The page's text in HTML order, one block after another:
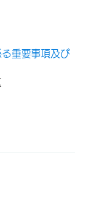
重要事項及び